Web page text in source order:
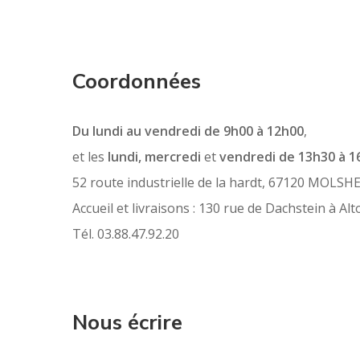
Coordonnées
Du lundi au vendredi de 9h00 à 12h00,
et les lundi, mercredi etvendredi de 13h30 à
52 route industrielle de la hardt, 67120
Accueil et livraisons : 130 rue de Dachstein à
Tél. 03.88.47.92.20
Nous écrire